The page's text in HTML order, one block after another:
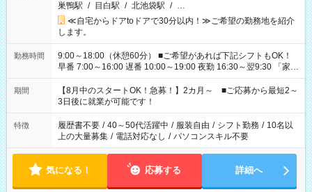
巣鴨駅 / 目白駅 / 北池袋駅 / …
≪自宅からドアtoドアで30分以内！≫ご希望の勤務地を紹介
します。
勤務時間
9:00～18:00（休憩60分） ■ご希望があれば下記シフトもOK！
早番 7:00～16:00 遅番 10:00～19:00 夜勤 16:30～翌9:30 「家族
と休みを合わせたい」 「余裕を持って夕飯の準備がしたい」
「できれば残業はしたくない」 など、ご希望を教えてください
ね。 ※Wワーク希望の方へ 今ご覧のお仕事で希望する勤務時間
と、もう1つのお仕事の勤務時間。 合計で週40時間を超える場
合は応募できません。
期間
【8月中のスタートOK！急募！】2カ月～ ■ご応募から最短2～
3日後に就業が可能です！
特徴 履歴書不要 / 40～50代活躍中 / 服装自由 / シフト勤務 / 10名以
上の大量募集 / 電話対応なし / パソコンスキル不要
気になる！ 応募する 詳細へ